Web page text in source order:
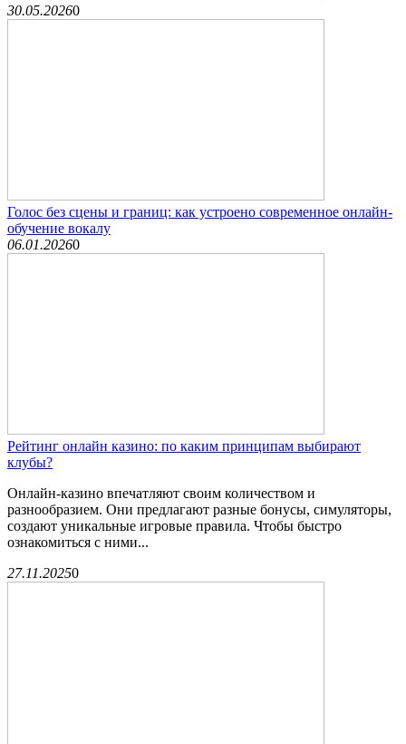
30.05.20260
Голос без сцены и границ: как устроено современное онлайн-
обучение вокалу
06.01.20260
Рейтинг онлайн казино: по каким принципам выбирают
клубы?
Онлайн-казино впечатляют своим количеством и
разнообразием. Они предлагают разные бонусы, симуляторы,
создают уникальные игровые правила. Чтобы быстро
ознакомиться с ними...
27.11.20250